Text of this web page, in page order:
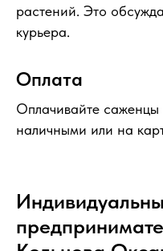
растений. Это
курьера.
Оплата
Оплачивайте
наличными или на